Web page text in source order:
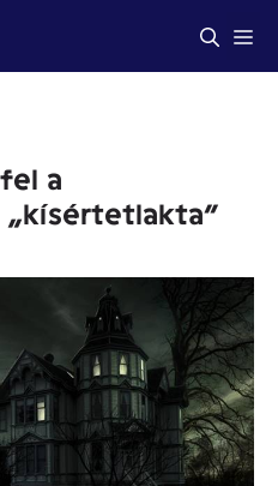
a
„kísértetlakta”